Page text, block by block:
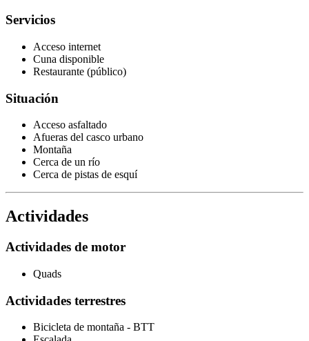
Servicios
Acceso internet
Cuna disponible
Restaurante (público)
Situación
Acceso asfaltado
Afueras del casco urbano
Montaña
Cerca de un río
Cerca de pistas de esquí
Actividades
Actividades de motor
Quads
Actividades terrestres
Bicicleta de montaña - BTT